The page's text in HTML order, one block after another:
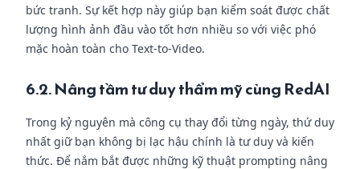
bức tranh. Sự kết hợp này giúp bạn kiểm soát được chất
lượng hình ảnh đầu vào tốt hơn nhiều so với việc phó
mặc hoàn toàn cho Text-to-Video.
6.2. Nâng tầm tư duy thẩm mỹ cùng RedAI
Trong kỷ nguyên mà công cụ thay đổi từng ngày, thứ duy
nhất giữ bạn không bị lạc hậu chính là tư duy và kiến
thức. Để nắm bắt được những kỹ thuật prompting nâng